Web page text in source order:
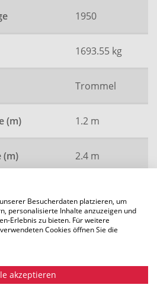
Besucherdaten platzieren, um
personalisierte Inhalte anzuzeigen und
Erlebnis zu bieten. Für weitere
Cookies öffnen Sie die
akzeptieren
1950
1693.55 kg
Trommel
(m) 1.2 m
(m) 2.4 m
1800
Änderungen vorbehalten.